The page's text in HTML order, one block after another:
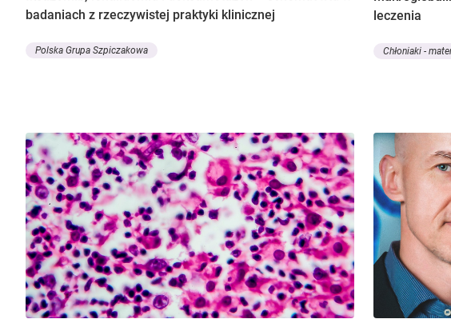
badaniach z rzeczywistej praktyki klinicznej
Polska Grupa Szpiczakowa
leczenia
Chłoniaki -